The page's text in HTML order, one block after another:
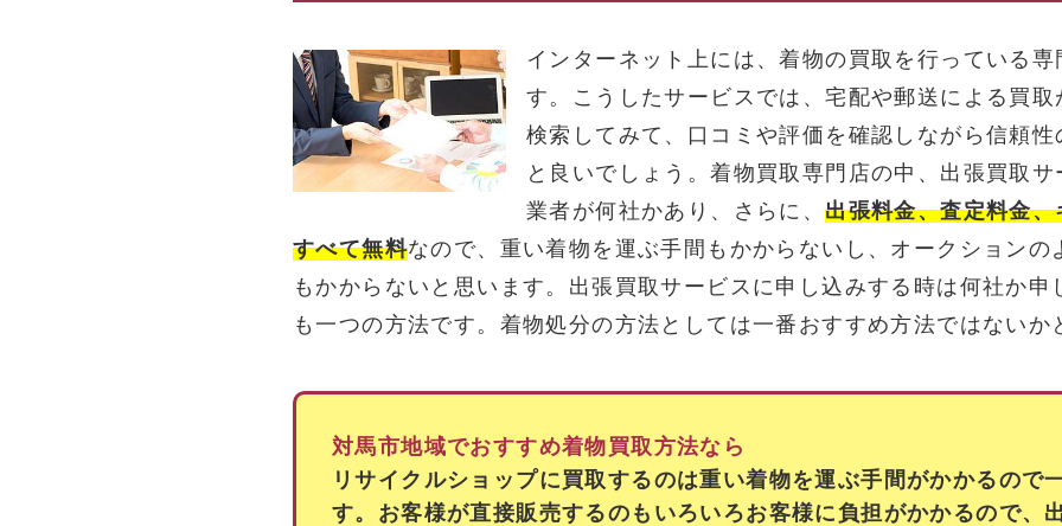
インターネット上には、着物の買取を行っている
す。こうしたサービスでは、宅配や郵送による買
検索してみて、口コミや評価を確認しながら信頼
と良いでしょう。着物買取専門店の中、出張買取
業者が何社かあり、さらに、出張料金、査定料金
すべて無料なので、重い着物を運ぶ手間もかからないし、オークションの
もかからないと思います。出張買取サービスに申し込みする時は何社か申
も一つの方法です。着物処分の方法としては一番おすすめ方法ではないか
対馬市地域でおすすめ着物買取方法なら
リサイクルショップに買取するのは重い着物を運ぶ手間がかかるので
す。お客様が直接販売するのもいろいろお客様に負担がかかるので、